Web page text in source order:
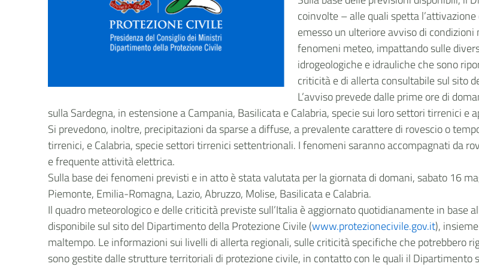
coinvolte – alle quali spetta
emesso un ulteriore avviso di
fenomeni meteo, impattando sulle
idrogeologiche e idrauliche che sono
criticità e di allerta consultabile sul sito
L’avviso prevede dalle prime ore di
sulla Sardegna, in estensione a Campania, Basilicata e Calabria, specie sui loro settori tirrenici
Si prevedono, inoltre, precipitazioni da sparse a diffuse, a prevalente carattere di rovescio o
tirrenici, e Calabria, specie settori tirrenici settentrionali. I fenomeni saranno accompagnati da
e frequente attività elettrica.
Sulla base dei fenomeni previsti e in atto è stata valutata per la giornata di domani, sabato 16
Piemonte, Emilia-Romagna, Lazio, Abruzzo, Molise, Basilicata e Calabria.
Il quadro meteorologico e delle criticità previste sull’Italia è aggiornato quotidianamente in base
disponibile sul sito del Dipartimento della Protezione Civile (www.protezionecivile.gov.it),
maltempo. Le informazioni sui livelli di allerta regionali, sulle criticità specifiche che potrebbero
sono gestite dalle strutture territoriali di protezione civile, in contatto con le quali il Dipartimento